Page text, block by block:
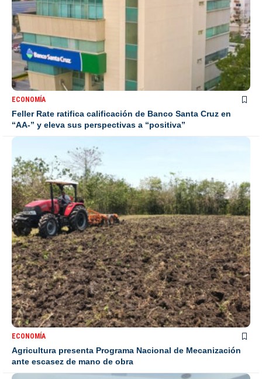
ECONOMÍA
Feller Rate ratifica calificación de Banco Santa Cruz en
“AA-” y eleva sus perspectivas a “positiva”
ECONOMÍA
Agricultura presenta Programa Nacional de Mecanización
ante escasez de mano de obra